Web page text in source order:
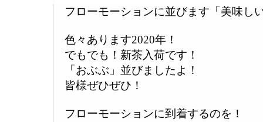
フローモーションに並びます「美味し
色々あります2020年！
でもでも！新茶入荷です！
「おぶぶ」並びましたよ！
皆様ぜひぜひ！
フローモーションに到着するのを！